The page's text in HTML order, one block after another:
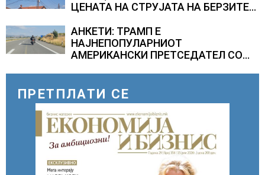
ЦЕНАТА НА СТРУЈАТА НА БЕРЗИТЕ
АНКЕТИ: ТРАМП Е
НАЈНЕПОПУЛАРНИОТ
АМЕРИКАНСКИ ПРЕТСЕДАТЕЛ СО
ПРЕТПЛАТИ СЕ